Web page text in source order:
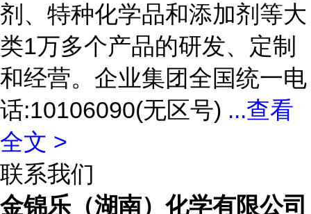
剂、特种化学品和添加剂等大
类1万多个产品的研发、定制
和经营。企业集团全国统一电
话:10106090(无区号) ...查看
全文 >
联系我们
金锦乐（湖南）化学有限公司